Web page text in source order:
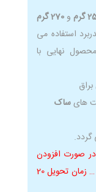
و270 گرم
استفاده می
نهایی با
هایساک
( در صورت افزودن
خدمات طلاکوب و یووی موضعی و … زمان تحویل 20